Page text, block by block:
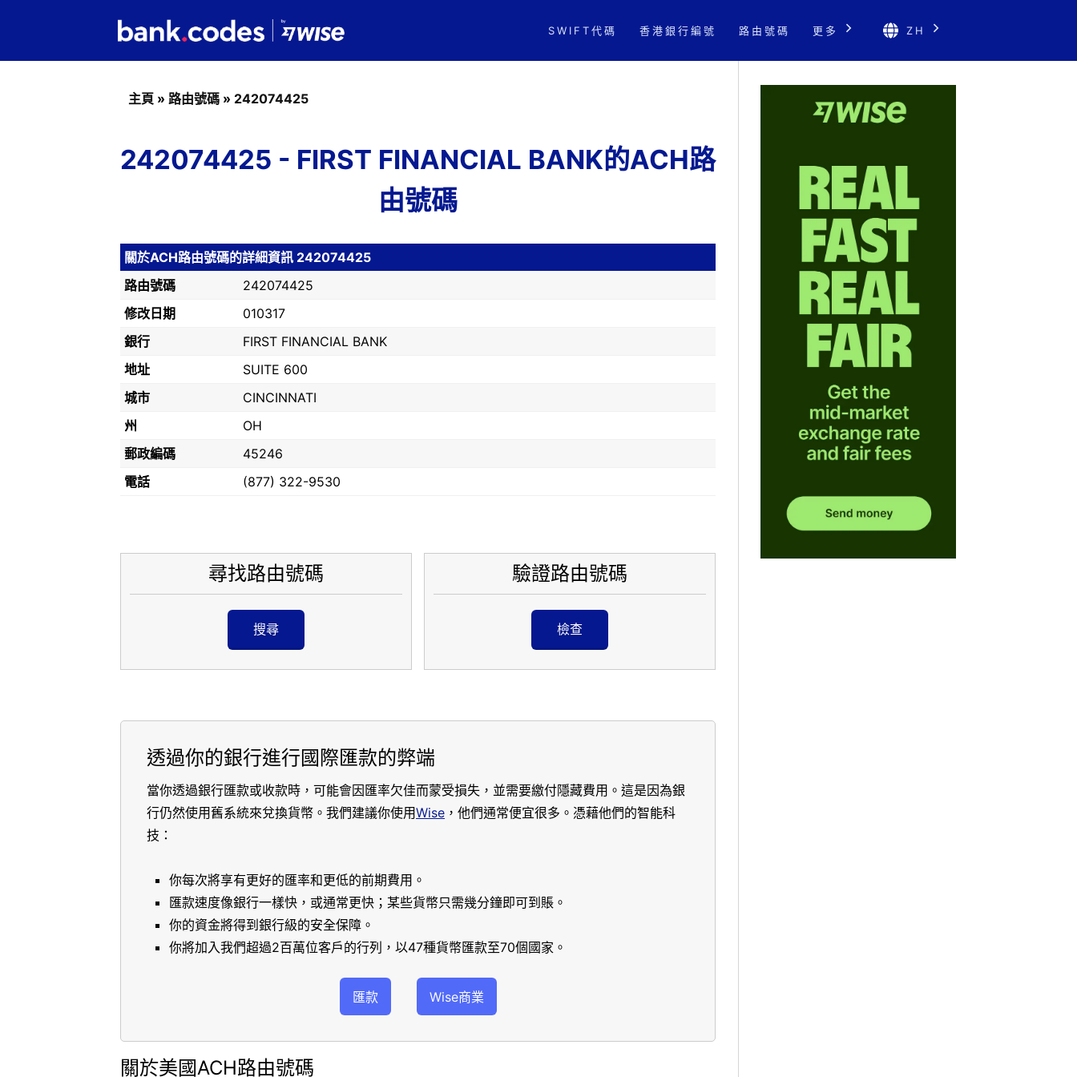
SWIFT代碼 香港銀行編號 路由號碼 更多 ZH
主頁 » 路由號碼 » 242074425
242074425 - FIRST FINANCIAL BANK的ACH路
由號碼
關於ACH路由號碼的詳細資訊 242074425
路由號碼
242074425
修改日期
010317
銀行
FIRST FINANCIAL BANK
地址
SUITE 600
城市
CINCINNATI
州
OH
郵政編碼
45246
電話
(877) 322-9530
尋找路由號碼
搜尋
驗證路由號碼
檢查
透過你的銀行進行國際匯款的弊端
當你透過銀行匯款或收款時，可能會因匯率欠佳而蒙受損失，並需要繳付隱藏費用。這是因為銀
行仍然使用舊系統來兌換貨幣。我們建議你使用Wise ，他們通常便宜很多。憑藉他們的智能科
技：
你每次將享有更好的匯率和更低的前期費用。
匯款速度像銀行一樣快，或通常更快；某些貨幣只需幾分鐘即可到賬。
你的資金將得到銀行級的安全保障。
你將加入我們超過2百萬位客戶的行列，以47種貨幣匯款至70個國家。
匯款 Wise商業
關於美國ACH路由號碼